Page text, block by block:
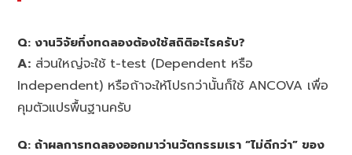
Q: งานวิจัยกึ่งทดลองต้องใช้สถิติอะไรครับ?
A: ส่วนใหญ่จะใช้ t-test (Dependent หรือ
Independent) หรือถ้าจะให้โปรกว่านั้นก็ใช้ ANCOVA เพื่อ
คุมตัวแปรพื้นฐานครับ
Q: ถ้าผลการทดลองออกมาว่านวัตกรรมเรา “ไม่ดีกว่า” ของ